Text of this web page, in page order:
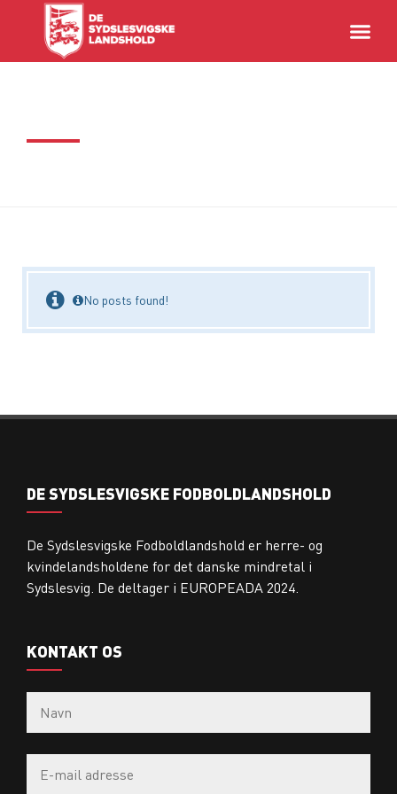
No posts found!
DE SYDSLESVIGSKE FODBOLDLANDSHOLD
De Sydslesvigske Fodboldlandshold er herre- og
kvindelandsholdene for det danske mindretal i
Sydslesvig. De deltager i EUROPEADA 2024.
KONTAKT OS